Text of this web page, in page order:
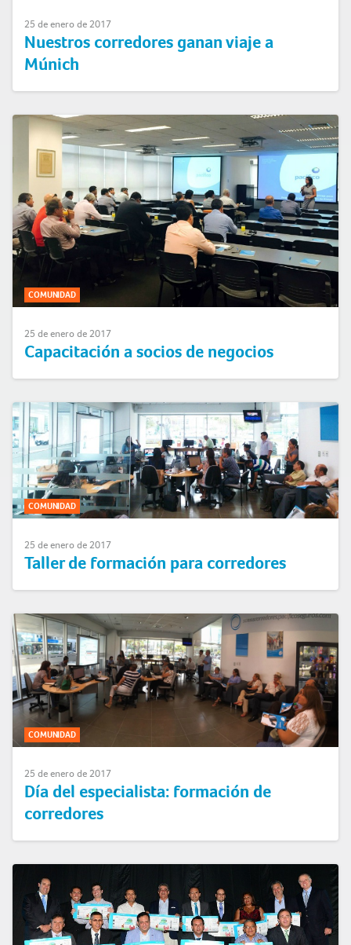
25 de enero de 2017
Nuestros corredores ganan viaje a
Múnich
COMUNIDAD
25 de enero de 2017
Capacitación a socios de negocios
COMUNIDAD
25 de enero de 2017
Taller de formación para corredores
COMUNIDAD
25 de enero de 2017
Día del especialista: formación de
corredores